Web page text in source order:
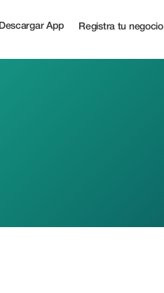
Descargar App Registra tu negocio